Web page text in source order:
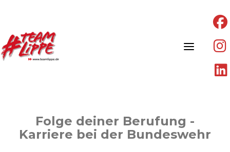
Folge deiner Berufung -
Karriere bei der Bundeswehr